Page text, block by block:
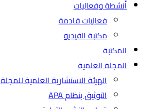
أنشطة وفعاليات
فعاليات قادمة
مكتبة الفيديو
المكتبة
المجلة العلمية
الهيئة الاستشارية العلمية للمجلة
التوثيق بنظام APA